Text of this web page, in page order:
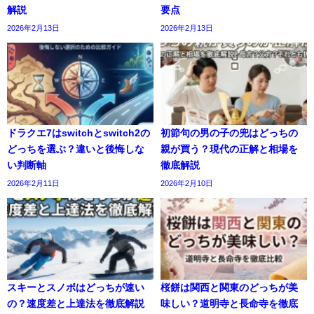
解説
2026年2月13日
要点
2026年2月13日
ドラクエ7はswitchとswitch2の
どっちを選ぶ？違いと後悔しな
い判断軸
2026年2月11日
初節句の男の子の兜はどっちの
親が買う？現代の正解と相場を
徹底解説
2026年2月10日
スキーとスノボはどっちが速い
の？速度差と上達法を徹底解説
桜餅は関西と関東のどっちが美
味しい？道明寺と長命寺を徹底